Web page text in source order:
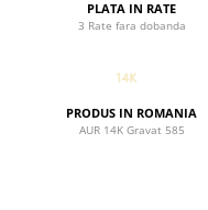
PLATA IN RATE
3 Rate fara dobanda
PRODUS IN ROMANIA
AUR 14K Gravat 585